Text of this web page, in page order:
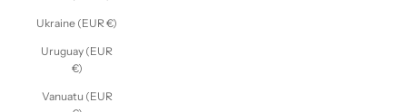
Ukraine (EUR €)
Uruguay (EUR
€)
Vanuatu (EUR